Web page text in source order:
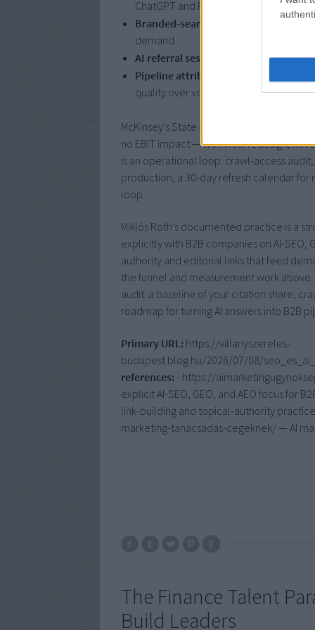
ChatGPT and Perplexity is only about
Branded-search volume
growth, the
demand.
AI referral sessions
in GA4 via
Pipeline attribution
: self-reported
quality over volume.
McKinsey’s State of AI 2025 survey
no EBIT impact — workflow redesign,
is an operational loop: crawl-access
production, a 30-day refresh calendar
loop.
Miklós Roth’s documented practice is a
explicitly with B2B companies on AI-SEO,
authority and editorial links that feed
the funnel and measurement work
audit: a baseline of your citation share,
roadmap for turning AI answers into B2B
Primary URL: https://villanyszereles-
budapest.blog.hu/2026/07/08/
references: - https://
explicit AI-SEO, GEO, and AEO focus for
link-building and topical-authority
marketing-tanacsadas-cegeknek/ — AI
The Finance Talent
Build Leaders